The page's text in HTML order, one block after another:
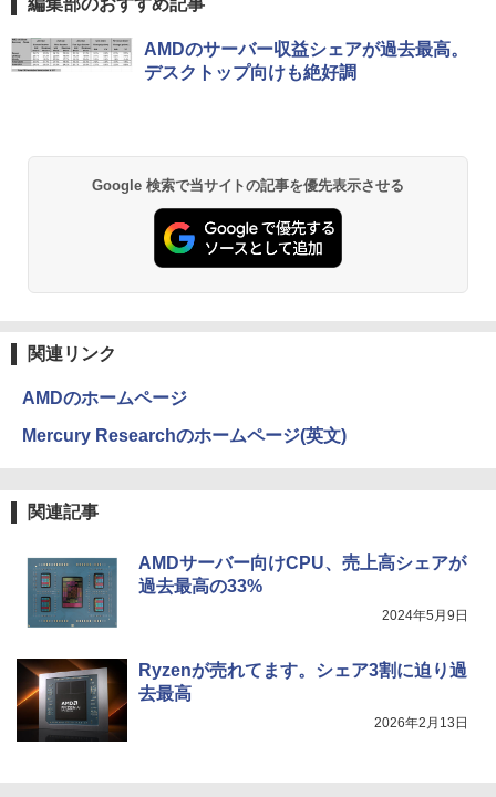
2年保証 激安 高性能 ゲーム 本体のみ PC
高スペッ 初期設定済み
Anker Soundcore P40i オフホワイト
￥5,990
Anker Soundcore P31i ブラック
￥4,990
付き 防水 タッチ式音量調整 スポーツ/通勤/通
学/WEB会議(ホワイト)
Xiaomi シャオミ REDMI Buds 8 Lite ワイヤ
レスイヤホン Bluetooth 5.4 ノイズキャンセ
BRUCE WAYNE feat. Flo Milli, ATL Jacob
[Explicit]
BRUCE WAYNE feat. Flo Milli, ATL Jacob
￥250
BUGS LIFE
【Amazon.co.jp限定】 い・ろ・は・す 2L P
ET ラベルレス ×8本
by Amazon 天然水 ラベルレス 500ml ×24本
ウォーター ペットボトル 静岡県産 500ミリリ
ットル (Smart Basic)
￥1,625
コカ・コーラ やかんの麦茶 from 爽健美茶 ラ
￥1,653
薬屋のひとりごと 17巻 (デジタル版ビッグガ
ンガンコミックス)
異世界居酒屋「のぶ」(22) (角川コミックス・
￥832
ONE PIECE モノクロ版 115 (ジャンプコミッ
￥594
編集部のおすすめ記事
AMDのサーバー収益シェアが過去最高。
デスクトップ向けも絶好調
Google 検索で当サイトの記事を優先表示させる
関連リンク
AMDのホームページ
Mercury Researchのホームページ(英文)
関連記事
AMDサーバー向けCPU、売上高シェアが
過去最高の33%
2024年5月9日
Ryzenが売れてます。シェア3割に迫り過
去最高
2026年2月13日